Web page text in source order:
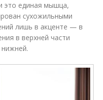
это единая мышца,
сухожильными
лишь в акценте — в
в верхней части